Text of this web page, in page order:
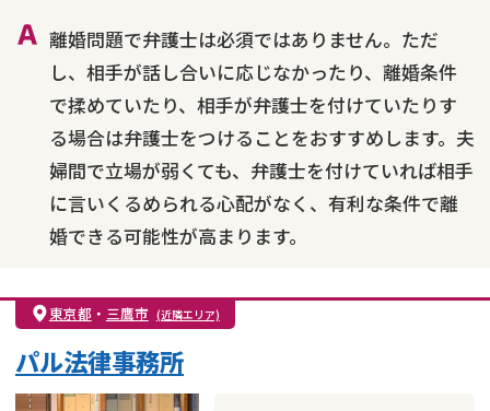
離婚問題で弁護士は必須ではありません。ただ
し、相手が話し合いに応じなかったり、離婚条件
で揉めていたり、相手が弁護士を付けていたりす
る場合は弁護士をつけることをおすすめします。夫
婦間で立場が弱くても、弁護士を付けていれば相手
に言いくるめられる心配がなく、有利な条件で離
婚できる可能性が高まります。
東京都 ・ 三鷹市 (近隣エリア)
パル法律事務所